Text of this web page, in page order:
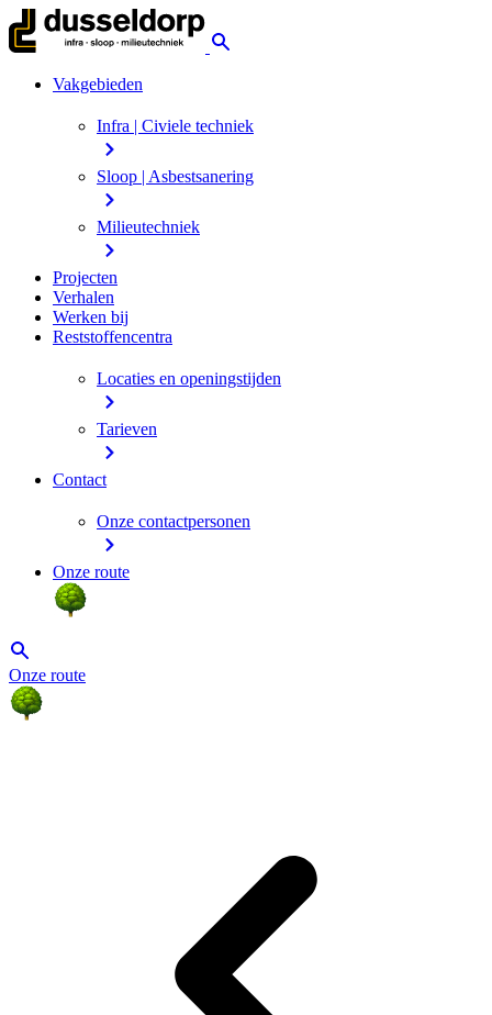
Vakgebieden
Infra | Civiele techniek
Sloop | Asbestsanering
Milieutechniek
Projecten
Verhalen
Werken bij
Reststoffencentra
Locaties en openingstijden
Tarieven
Contact
Onze contactpersonen
Onze route
Onze route